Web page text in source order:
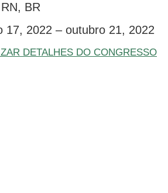
BR
17, 2022 – outubro 21, 2022
DETALHES DO CONGRESSO